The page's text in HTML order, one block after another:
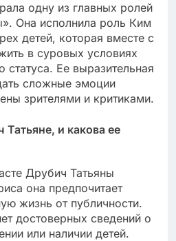
одну из главных ролей
Она исполнила роль Ким
детей, которая вместе с
в суровых условиях
статуса. Ее выразительная
сложные эмоции
зрителями и критиками.
и какова ее
Друбич Татьяны
она предпочитает
жизнь от публичности.
достоверных сведений о
или наличии детей.